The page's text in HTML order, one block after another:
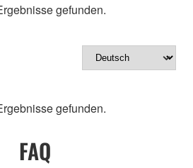
gefunden.
gefunden.
FAQ